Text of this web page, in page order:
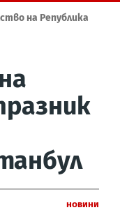
на Република
Новини